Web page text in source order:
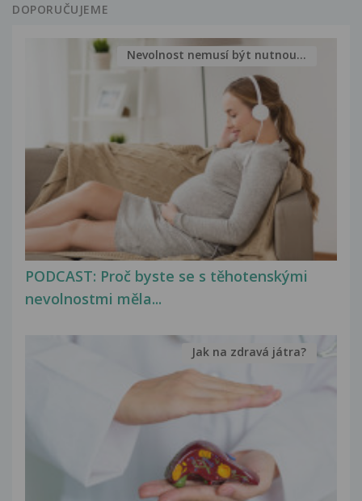
DOPORUČUJEME
PODCAST: Proč byste se s těhotenskými
nevolnostmi měla...
Nevolnost nemusí být nutnou...
Jak na zdravá játra?